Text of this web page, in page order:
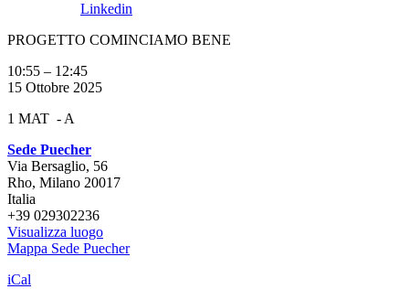
Linkedin
PROGETTO COMINCIAMO BENE
10:55 – 12:45
15 Ottobre 2025
1 MAT - A
Sede Puecher
Via Bersaglio, 56
Rho, Milano 20017
Italia
+39 029302236
Visualizza luogo
Mappa Sede Puecher
iCal